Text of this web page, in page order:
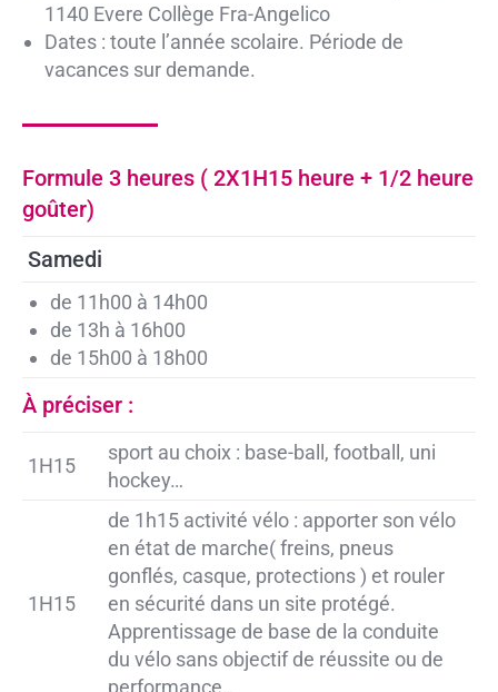
1140 Evere Collège Fra-Angelico
Dates : toute l’année scolaire. Période de
vacances sur demande.
Formule 3 heures ( 2X1H15 heure + 1/2 heure
goûter)
Samedi
de 11h00 à 14h00
de 13h à 16h00
de 15h00 à 18h00
À préciser :
1H15
sport au choix : base-ball, football, uni
hockey…
1H15
de 1h15 activité vélo : apporter son vélo
en état de marche( freins, pneus
gonflés, casque, protections ) et rouler
en sécurité dans un site protégé.
Apprentissage de base de la conduite
du vélo sans objectif de réussite ou de
performance..